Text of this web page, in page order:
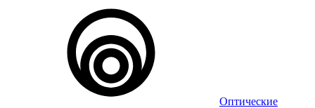
Оптические